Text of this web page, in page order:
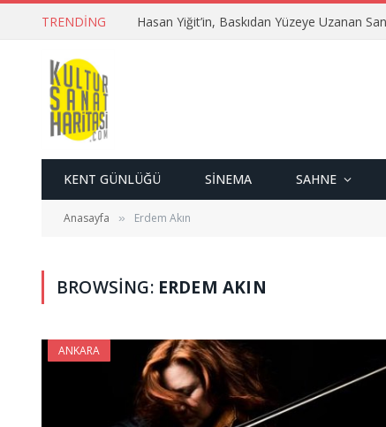
TRENDING Hasan Yiğit’in, Baskıdan Yüzeye Uzanan
KENT GÜNLÜĞÜ SINEMA SAHNE
Anasayfa » Erdem Akın
BROWSING: ERDEM AKIN
ANKARA